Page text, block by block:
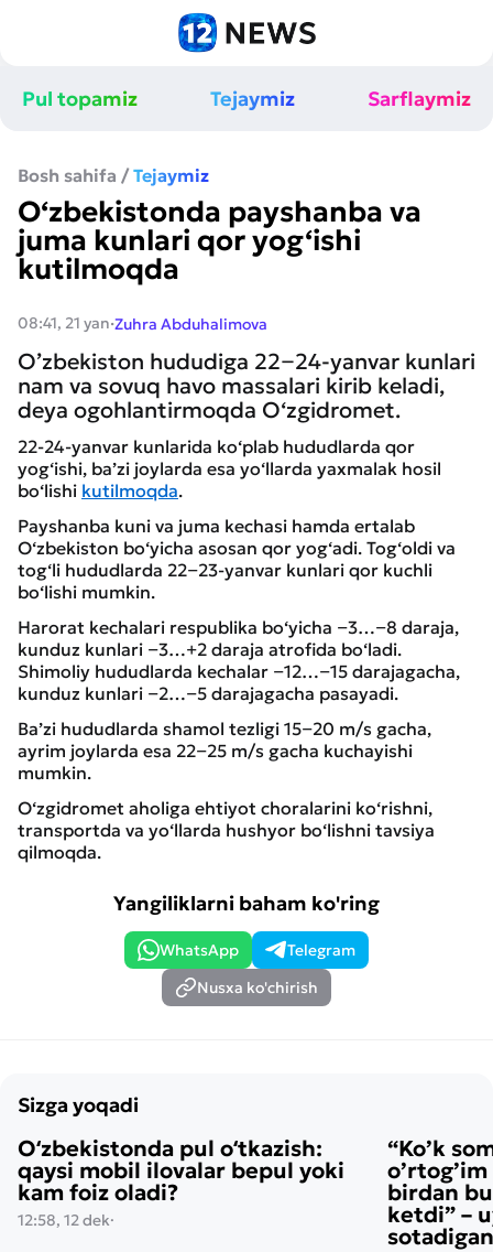
Pul topamiz Tejaymiz Sarflaymiz
Bosh sahifa / Tejaymiz
O‘zbekistonda payshanba va
juma kunlari qor yog‘ishi
kutilmoqda
08:41, 21 yan·Zuhra Abduhalimova
O’zbekiston hududiga 22−24-yanvar kunlari
nam va sovuq havo massalari kirib keladi,
deya ogohlantirmoqda O‘zgidromet.
22-24-yanvar kunlarida ko‘plab hududlarda qor
yog‘ishi, ba’zi joylarda esa yo‘llarda yaxmalak hosil
bo‘lishi kutilmoqda.
Payshanba kuni va juma kechasi hamda ertalab
O‘zbekiston bo‘yicha asosan qor yog‘adi. Tog‘oldi va
tog‘li hududlarda 22−23-yanvar kunlari qor kuchli
bo‘lishi mumkin.
Harorat kechalari respublika bo‘yicha −3…−8 daraja,
kunduz kunlari −3…+2 daraja atrofida bo‘ladi.
Shimoliy hududlarda kechalar −12…−15 darajagacha,
kunduz kunlari −2…−5 darajagacha pasayadi.
Ba’zi hududlarda shamol tezligi 15−20 m/s gacha,
ayrim joylarda esa 22−25 m/s gacha kuchayishi
mumkin.
O‘zgidromet aholiga ehtiyot choralarini ko‘rishni,
transportda va yo‘llarda hushyor bo‘lishni tavsiya
qilmoqda.
Yangiliklarni baham ko'ring
WhatsApp
Telegram
Nusxa ko'chirish
Sizga yoqadi
Oʻzbekistonda pul oʻtkazish:
qaysi mobil ilovalar bepul yoki
kam foiz oladi?
12:58, 12 dek·
“Ko’k
birdan
ketdi” –